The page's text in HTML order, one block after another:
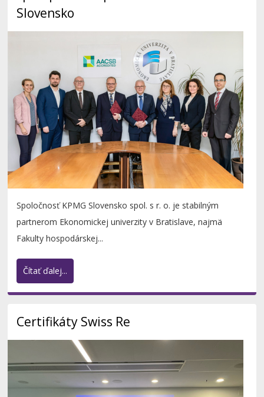
Slovensko
Spoločnosť KPMG Slovensko spol. s r. o. je stabilným
partnerom Ekonomickej univerzity v Bratislave, najmä
Fakulty hospodárskej...
Čítať ďalej...
Certifikáty Swiss Re